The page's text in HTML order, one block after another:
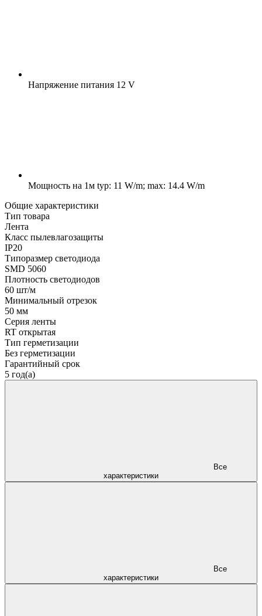
Напряжение питания 12 V
Мощность на 1м typ: 11 W/m; max: 14.4 W/m
Общие характеристики
Тип товара
Лента
Класс пылевлагозащиты
IP20
Типоразмер светодиода
SMD 5060
Плотность светодиодов
60 шт/м
Минимальный отрезок
50 мм
Серия ленты
RT открытая
Тип герметизации
Без герметизации
Гарантийный срок
5 год(а)
характеристики
характеристики